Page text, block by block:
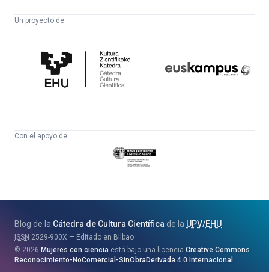
Un proyecto de:
Cultura
Científica
Con el apoyo de:
Eusko
Jaurlaritza
eta
Berrikuntza
Saila
Blog de la Cátedra de Cultura Científica de la UPV/EHU
ISSN 2529-900X
Editado en Bilbao
2026 Mujeres con ciencia está bajo una licencia Creative Commons
Reconocimiento-NoComercial-SinObraDerivada 4.0 Internacional